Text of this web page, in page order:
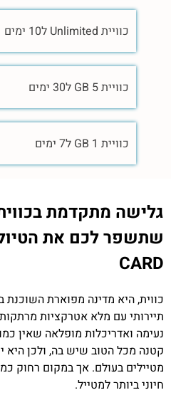
כוויית Unlimited ל10 ימים
כוויית 5 GB ל30 ימים
כוויית 1 GB ל7 ימים
גלישה מתקדמת
CARD
כווית, היא מדינה מפוארת השוכנת
תיירותי עם מלא אטרקציות
נעימה ואדריכלות מופלאה שאין
קטנה מכל הטוב שיש בה, ולכן היא
מטיילים בעולם. אך במקום רחוק
חיוני ביותר למטייל.